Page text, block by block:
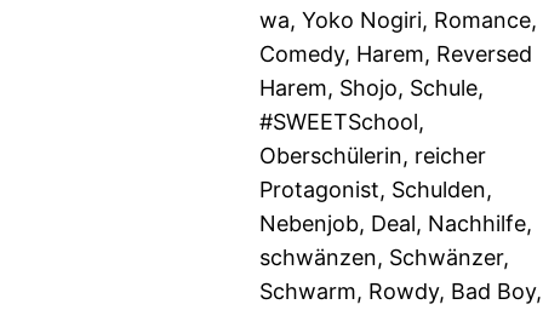
wa, Yoko Nogiri, Romance,
Comedy, Harem, Reversed
Harem, Shojo, Schule,
#SWEETSchool,
Oberschülerin, reicher
Protagonist, Schulden,
Nebenjob, Deal, Nachhilfe,
schwänzen, Schwänzer,
Schwarm, Rowdy, Bad Boy,